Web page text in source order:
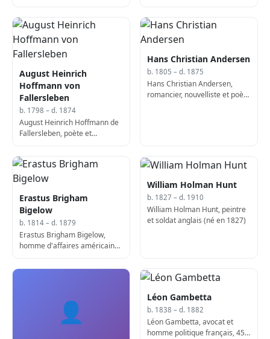
République de la Nouvelle-
Grenade (né en 1792)
August Heinrich
Hoffmann von
Fallersleben
b. 1798 – d. 1874
August Heinrich Hoffmann de
Fallersleben, poète et
1874)
Hans Christian Andersen
b. 1805 – d. 1875
Hans Christian Andersen,
romancier, nouvelliste et poète
Erastus Brigham
Bigelow
b. 1814 – d. 1879
Erastus Brigham Bigelow,
homme d'affaires américain
William Holman Hunt
b. 1827 – d. 1910
William Holman Hunt, peintre
et soldat anglais (né en 1827)
👤 Léon Gambetta
b. 1838 – d. 1882
Léon Gambetta, avocat et
homme politique français, 45e